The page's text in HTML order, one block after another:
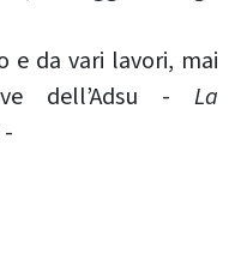
e da vari lavori, mai
dell’Adsu - La
-